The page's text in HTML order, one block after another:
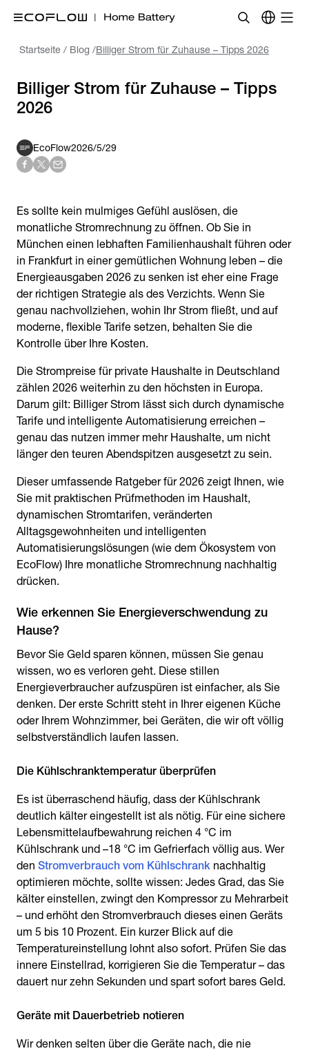
Startseite / Blog /Billiger Strom für Zuhause – Tipps 2026
Billiger Strom für Zuhause – Tipps
2026
EcoFlow2026/5/29
Es sollte kein mulmiges Gefühl auslösen, die
monatliche Stromrechnung zu öffnen. Ob Sie in
München einen lebhaften Familienhaushalt führen oder
in Frankfurt in einer gemütlichen Wohnung leben – die
Energieausgaben 2026 zu senken ist eher eine Frage
der richtigen Strategie als des Verzichts. Wenn Sie
genau nachvollziehen, wohin Ihr Strom fließt, und auf
moderne, flexible Tarife setzen, behalten Sie die
Kontrolle über Ihre Kosten.
Die Strompreise für private Haushalte in Deutschland
zählen 2026 weiterhin zu den höchsten in Europa.
Darum gilt: Billiger Strom lässt sich durch dynamische
Tarife und intelligente Automatisierung erreichen –
genau das nutzen immer mehr Haushalte, um nicht
länger den teuren Abendspitzen ausgesetzt zu sein.
Dieser umfassende Ratgeber für 2026 zeigt Ihnen, wie
Sie mit praktischen Prüfmethoden im Haushalt,
dynamischen Stromtarifen, veränderten
Alltagsgewohnheiten und intelligenten
Automatisierungslösungen (wie dem Ökosystem von
EcoFlow) Ihre monatliche Stromrechnung nachhaltig
drücken.
Wie erkennen Sie Energieverschwendung zu
Bevor Sie Geld sparen können, müssen Sie genau
wissen, wo es verloren geht. Diese stillen
Energieverbraucher aufzuspüren ist einfacher, als Sie
denken. Der erste Schritt steht in Ihrer eigenen Küche
oder Ihrem Wohnzimmer, bei Geräten, die wir oft völlig
selbstverständlich laufen lassen.
Es ist überraschend häufig, dass der Kühlschrank
deutlich kälter eingestellt ist als nötig. Für eine sichere
Lebensmittelaufbewahrung reichen 4 °C im
Kühlschrank und –18 °C im Gefrierfach völlig aus. Wer
den Stromverbrauch vom Kühlschrank nachhaltig
optimieren möchte, sollte wissen: Jedes Grad, das Sie
kälter einstellen, zwingt den Kompressor zu Mehrarbeit
– und erhöht den Stromverbrauch dieses einen Geräts
um 5 bis 10 Prozent. Ein kurzer Blick auf die
Temperatureinstellung lohnt also sofort. Prüfen Sie das
innere Einstellrad, korrigieren Sie die Temperatur – das
dauert nur zehn Sekunden und spart sofort bares Geld.
Geräte mit Dauerbetrieb notieren
Wir denken selten über die Geräte nach, die nie